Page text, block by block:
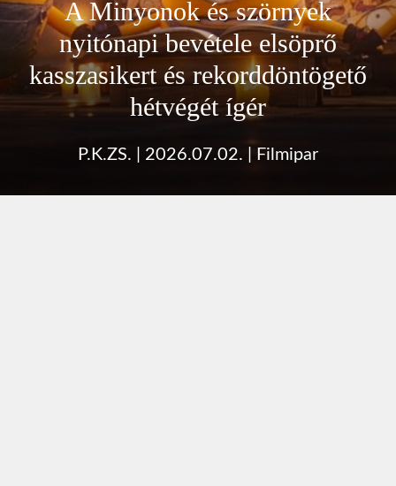
A Minyonok és szörnyek
nyitónapi bevétele elsöprő
kasszasikert és rekorddöntögető
hétvégét ígér
P.K.ZS. 2026.07.02. Filmipar